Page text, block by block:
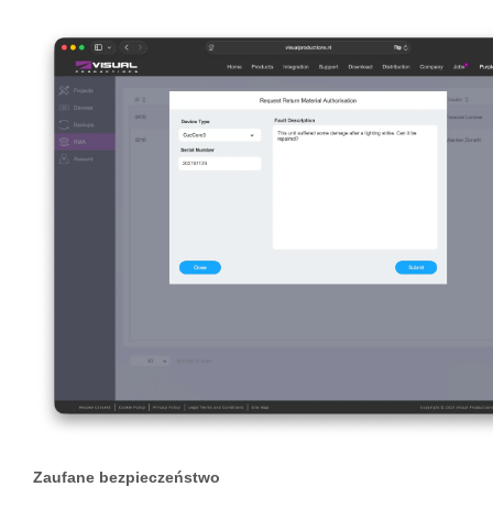
Zaufane bezpieczeństwo